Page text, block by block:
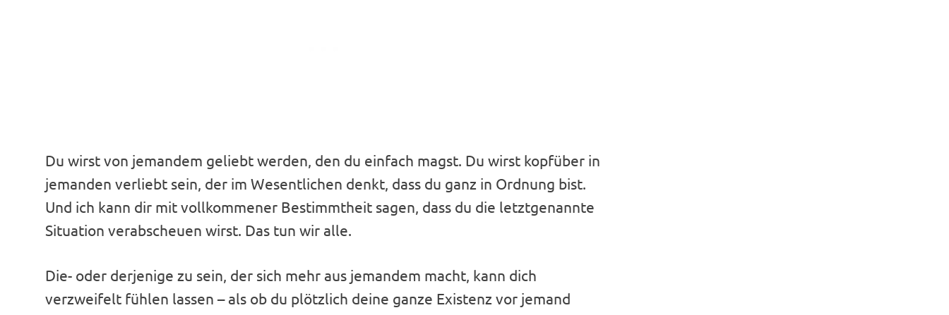
Du wirst von jemandem geliebt werden, den du einfach magst. Du wirst kopfüber in
jemanden verliebt sein, der im Wesentlichen denkt, dass du ganz in Ordnung bist.
Und ich kann dir mit vollkommener Bestimmtheit sagen, dass du die letztgenannte
Situation verabscheuen wirst. Das tun wir alle.
Die- oder derjenige zu sein, der sich mehr aus jemandem macht, kann dich
verzweifelt fühlen lassen – als ob du plötzlich deine ganze Existenz vor jemand